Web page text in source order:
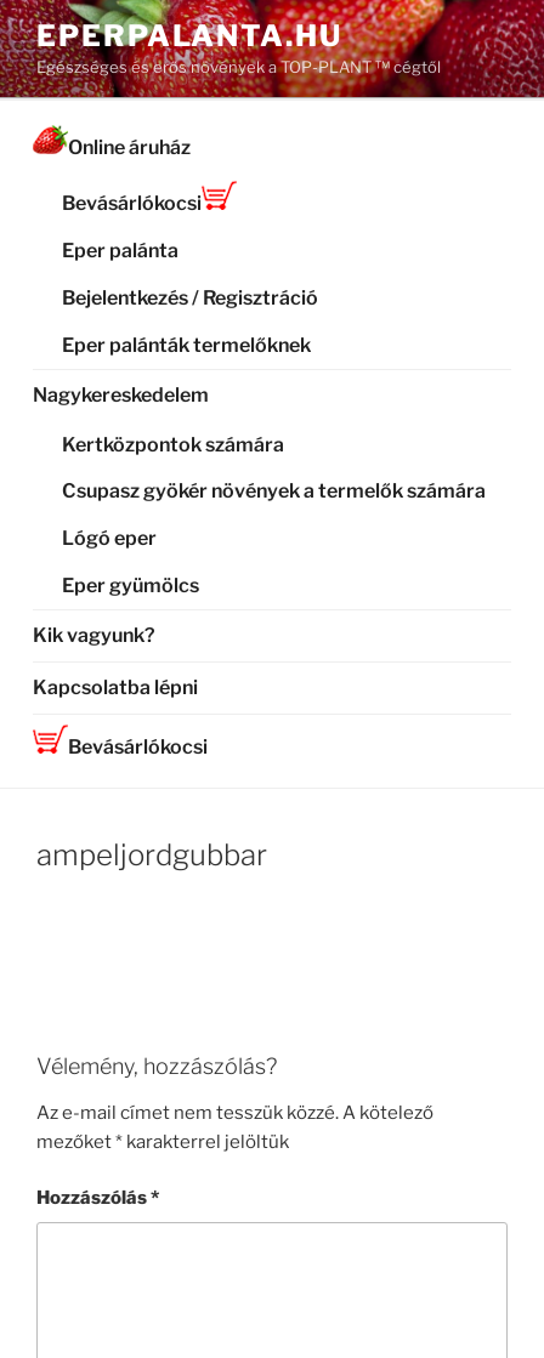
Tartalomhoz
EPERPALANTA.HU
Egészséges és erős növények a TOP-PLANT ™ cégtől
Online áruház
Bevásárlókocsi
Eper palánta
Bejelentkezés / Regisztráció
Eper palánták termelőknek
Nagykereskedelem
Kertközpontok számára
Csupasz gyökér növények a termelők számára
Lógó eper
Eper gyümölcs
Kik vagyunk?
Kapcsolatba lépni
Bevásárlókocsi
ampeljordgubbar
Vélemény, hozzászólás?
Az e-mail címet nem tesszük közzé.A kötelező
mezőket* karakterrel jelöltük
Hozzászólás*